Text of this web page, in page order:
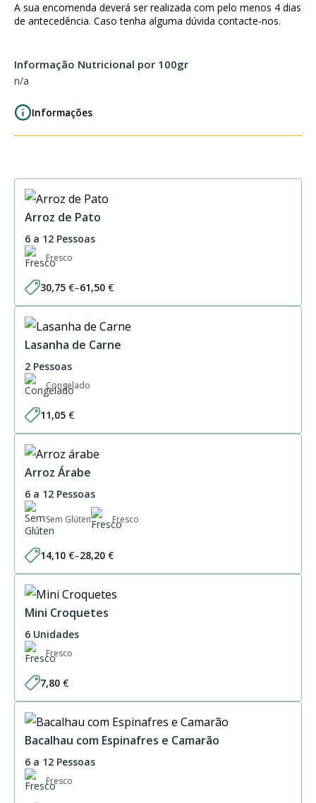
A sua encomenda deverá ser realizada com pelo menos 4 dias
de antecedência. Caso tenha alguma dúvida contacte-nos.
Informação Nutricional por 100gr
n/a
Informações
Arroz de Pato
6 a 12 Pessoas
Fresco
30,75 €–61,50 €
Price
range:
through
61,50 €
Lasanha de Carne
2 Pessoas
Congelado
11,05 €
Arroz Árabe
6 a 12 Pessoas
Sem Glúten Fresco
14,10 €–28,20 €
Price
range:
through
28,20 €
Mini Croquetes
6 Unidades
Fresco
7,80 €
Bacalhau com Espinafres e Camarão
6 a 12 Pessoas
Fresco